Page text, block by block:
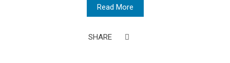
Read More
SHARE